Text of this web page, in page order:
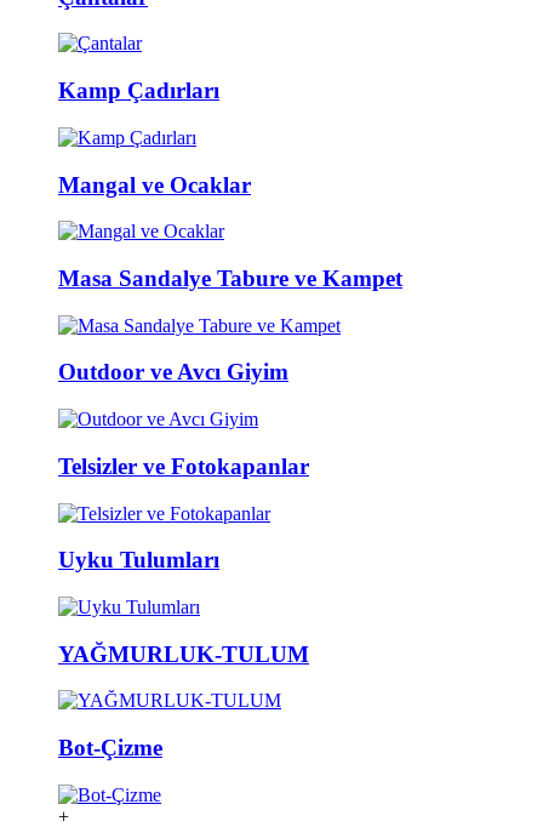
Kamp Çadırları
Mangal ve Ocaklar
Masa Sandalye Tabure ve Kampet
Outdoor ve Avcı Giyim
Telsizler ve Fotokapanlar
Uyku Tulumları
YAĞMURLUK-TULUM
Bot-Çizme
+